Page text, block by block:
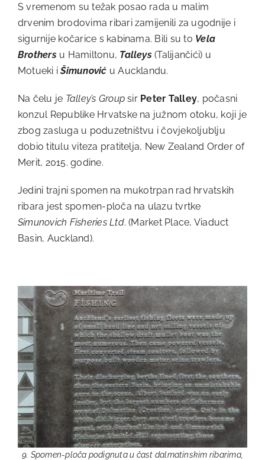
S vremenom su težak posao rada u malim
drvenim brodovima ribari zamijenili za ugodnije i
sigurnije kočarice s kabinama. Bili su to Vela
Brothersu Hamiltonu, Talleys(Talijančići) u
Motueki iŠimunović u Aucklandu.
Na čelu je Talley’s Group sir Peter Talley, počasni
konzul Republike Hrvatske na južnom otoku, koji je
zbog zasluga u poduzetništvu i čovjekoljublju
dobio titulu viteza pratitelja, New Zealand Order of
Merit, 2015. godine.
Jedini trajni spomen na mukotrpan rad hrvatskih
ribara jest spomen-ploča na ulazu tvrtke
Simunovich Fisheries Ltd. (Market Place, Viaduct
Basin, Auckland).
9. Spomen-ploča podignuta u čast dalmatinskim ribarima,